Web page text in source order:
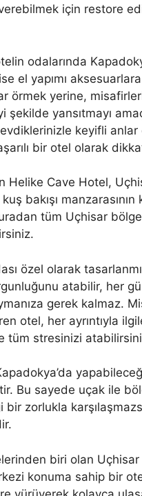
için restore
odalarında
el yapımı
örmek yerine,
şekilde yansıtmayı
keyifli
bir otel olarak
Cave Hotel,
bakışı
tüm Uçhisar
özel olarak
atabilir, her
gerek kalmaz.
otel, her ayrıntıyla
tüm stresinizi
Bu sayede uçak ile
bir zorlukla
biri olan
konuma sahip bir